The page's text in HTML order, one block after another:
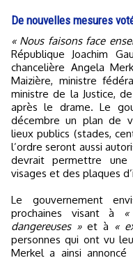
De nouvelles mesures
« Nous faisons face
République Joachim
chancelière Angela
Maizière, ministre
ministre de la Justice,
après le drame. Le
décembre un plan de
lieux publics (stades,
l’ordre seront aussi
devrait permettre une
visages et des plaques
Le gouvernement
prochaines visant à
dangereuses »et à «
personnes qui ont vu
Merkel a ainsi